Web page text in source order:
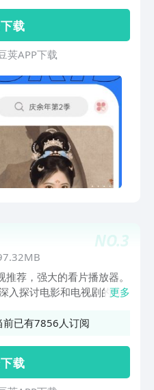
爱好者的灵魂聚集地。 在
1：解决“看什么”—— 全面
、待映的电视剧、电影、综
选片，告别剧荒！ 2：解
”—— 提供新剧资讯、影评解
、剧情亮点分析，让你看得
控、都市言情党、悬疑迷、
美剧韩剧日剧控…… 都能在
，畅所欲言！ 无论你是： *
还是 *喜欢静静看片的I人
吐槽、二创同人 来这里，
聊你爱聊的， 找到你心中
”。
载
荚APP下载
NO.3
推荐，强大的看片播放器。
入探讨电影和电视剧的背
了解你最喜爱的作品。看图
眼力和记忆。影视猜谜：
过提示和暗示，猜出隐藏在
更多
前已有7856人订阅
载